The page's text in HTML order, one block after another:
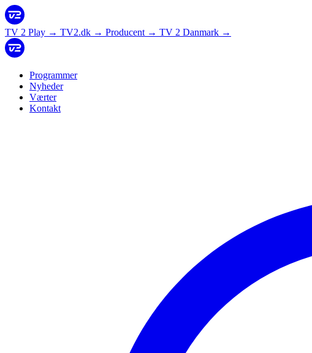
TV 2 Play → TV2.dk → Producent → TV 2 Danmark →
Programmer
Nyheder
Værter
Kontakt